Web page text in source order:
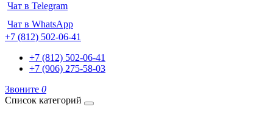
Чат в Telegram
Чат в WhatsApp
+7 (812) 502-06-41
+7 (812) 502-06-41
+7 (906) 275-58-03
Звоните 0
Список категорий